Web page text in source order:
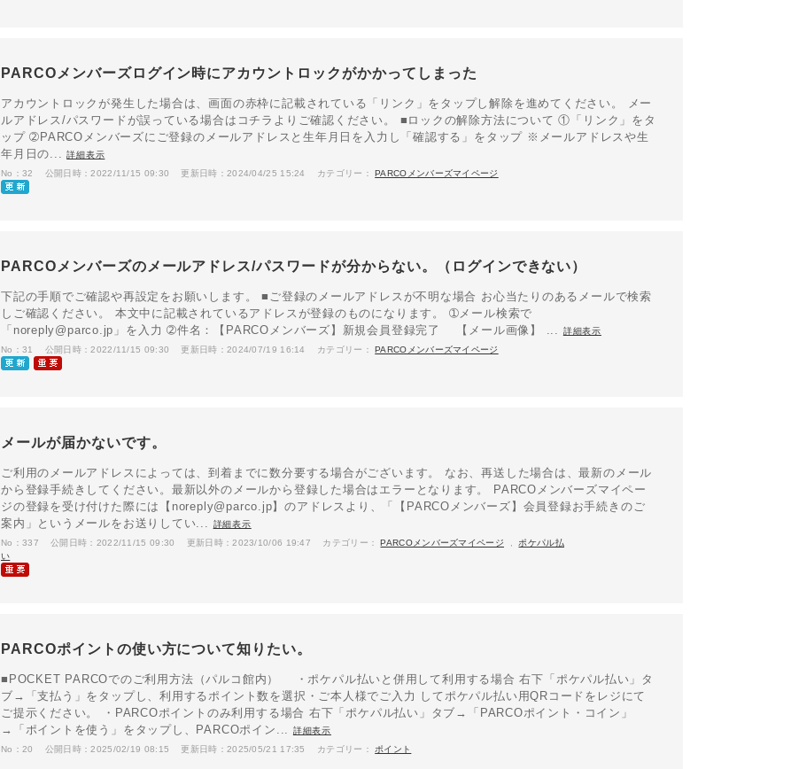
PARCOメンバーズログイン時にアカウントロックがかかってしまった
アカウントロックが発生した場合は、画面の赤枠に記載されている「リンク」をタップし解除を進めてください。 メー
ルアドレス/パスワードが誤っている場合はコチラよりご確認ください。 ■ロックの解除方法について ①「リンク」をタ
ップ ➁PARCOメンバーズにご登録のメールアドレスと生年月日を入力し「確認する」をタップ ※メールアドレスや生
年月日の...詳細表示
No：32
公開日時：2022/11/15 09:30 更新日時：2024/04/25 15:24 カテゴリー：PARCOメンバーズマイページ
PARCOメンバーズのメールアドレス/パスワードが分からない。（ログインできない）
下記の手順でご確認や再設定をお願いします。 ■ご登録のメールアドレスが不明な場合 お心当たりのあるメールで検索
しご確認ください。 本文中に記載されているアドレスが登録のものになります。 ➀メール検索で
「noreply@parco.jp」を入力 ➁件名：【PARCOメンバーズ】新規会員登録完了 【メール画像】 ...
詳細表示
No：31
公開日時：2022/11/15 09:30 更新日時：2024/07/19 16:14 カテゴリー：PARCOメンバーズマイページ
メールが届かないです。
ご利用のメールアドレスによっては、到着までに数分要する場合がございます。 なお、再送した場合は、最新のメール
から登録手続きしてください。最新以外のメールから登録した場合はエラーとなります。 PARCOメンバーズマイペー
ジの登録を受け付けた際には【noreply@parco.jp】のアドレスより、「【PARCOメンバーズ】会員登録お手続きのご
案内」というメールをお送りしてい...
詳細表示
No：337
公開日時：2022/11/15 09:30 更新日時：2023/10/06 19:47 カテゴリー：PARCOメンバーズマイページ
ポケパル払
い
PARCOポイントの使い方について知りたい。
■POCKET PARCOでのご利用方法（パルコ館内） ・ポケパル払いと併用して利用する場合 右下「ポケパル払い」タ
ブ→「支払う」をタップし、利用するポイント数を選択・ご本人様でご入力 してポケパル払い用QRコードをレジにて
ご提示ください。 ・PARCOポイントのみ利用する場合 右下「ポケパル払い」タブ→「PARCOポイント・コイン」
→「ポイントを使う」をタップし、PARCOポイン...
詳細表示
No：20
公開日時：2025/02/19 08:15 更新日時：2025/05/21 17:35 カテゴリー： ポイント